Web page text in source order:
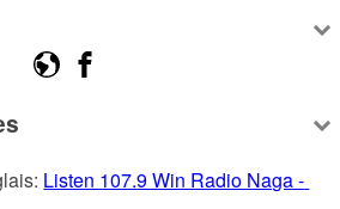
Listen 107.9 Win Radio Naga -